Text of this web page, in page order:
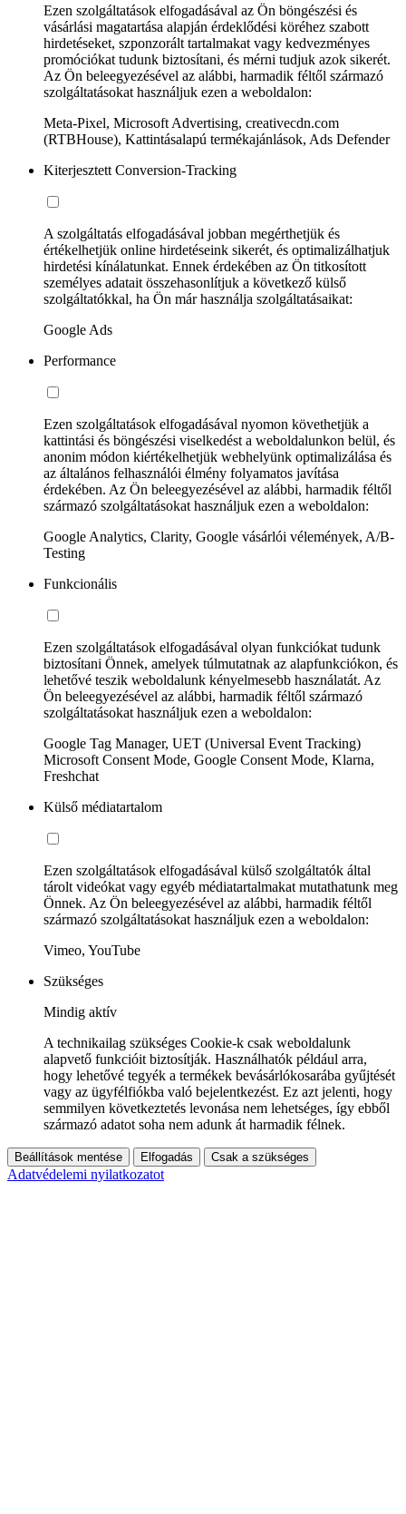
Ezen szolgáltatások elfogadásával az Ön böngészési és
vásárlási magatartása alapján érdeklődési köréhez szabott
hirdetéseket, szponzorált tartalmakat vagy kedvezményes
promóciókat tudunk biztosítani, és mérni tudjuk azok sikerét.
Az Ön beleegyezésével az alábbi, harmadik féltől származó
szolgáltatásokat használjuk ezen a weboldalon:
Meta-Pixel, Microsoft Advertising, creativecdn.com
(RTBHouse), Kattintásalapú termékajánlások, Ads Defender
Kiterjesztett Conversion-Tracking
A szolgáltatás elfogadásával jobban megérthetjük és
értékelhetjük online hirdetéseink sikerét, és optimalizálhatjuk
hirdetési kínálatunkat. Ennek érdekében az Ön titkosított
személyes adatait összehasonlítjuk a következő külső
szolgáltatókkal, ha Ön már használja szolgáltatásaikat:
Google Ads
Performance
Ezen szolgáltatások elfogadásával nyomon követhetjük a
kattintási és böngészési viselkedést a weboldalunkon belül, és
anonim módon kiértékelhetjük webhelyünk optimalizálása és
az általános felhasználói élmény folyamatos javítása
érdekében. Az Ön beleegyezésével az alábbi, harmadik féltől
származó szolgáltatásokat használjuk ezen a weboldalon:
Google Analytics, Clarity, Google vásárlói vélemények, A/B-
Testing
Funkcionális
Ezen szolgáltatások elfogadásával olyan funkciókat tudunk
biztosítani Önnek, amelyek túlmutatnak az alapfunkciókon, és
lehetővé teszik weboldalunk kényelmesebb használatát. Az
Ön beleegyezésével az alábbi, harmadik féltől származó
szolgáltatásokat használjuk ezen a weboldalon:
Google Tag Manager, UET (Universal Event Tracking)
Microsoft Consent Mode, Google Consent Mode, Klarna,
Freshchat
Külső médiatartalom
Ezen szolgáltatások elfogadásával külső szolgáltatók által
tárolt videókat vagy egyéb médiatartalmakat mutathatunk meg
Önnek. Az Ön beleegyezésével az alábbi, harmadik féltől
származó szolgáltatásokat használjuk ezen a weboldalon:
Vimeo, YouTube
Szükséges
Mindig aktív
A technikailag szükséges Cookie-k csak weboldalunk
alapvető funkcióit biztosítják. Használhatók például arra,
hogy lehetővé tegyék a termékek bevásárlókosarába gyűjtését
vagy az ügyfélfiókba való bejelentkezést. Ez azt jelenti, hogy
semmilyen következtetés levonása nem lehetséges, így ebből
származó adatot soha nem adunk át harmadik félnek.
Beállítások mentése Elfogadás Csak a szükséges
Adatvédelemi nyilatkozatot